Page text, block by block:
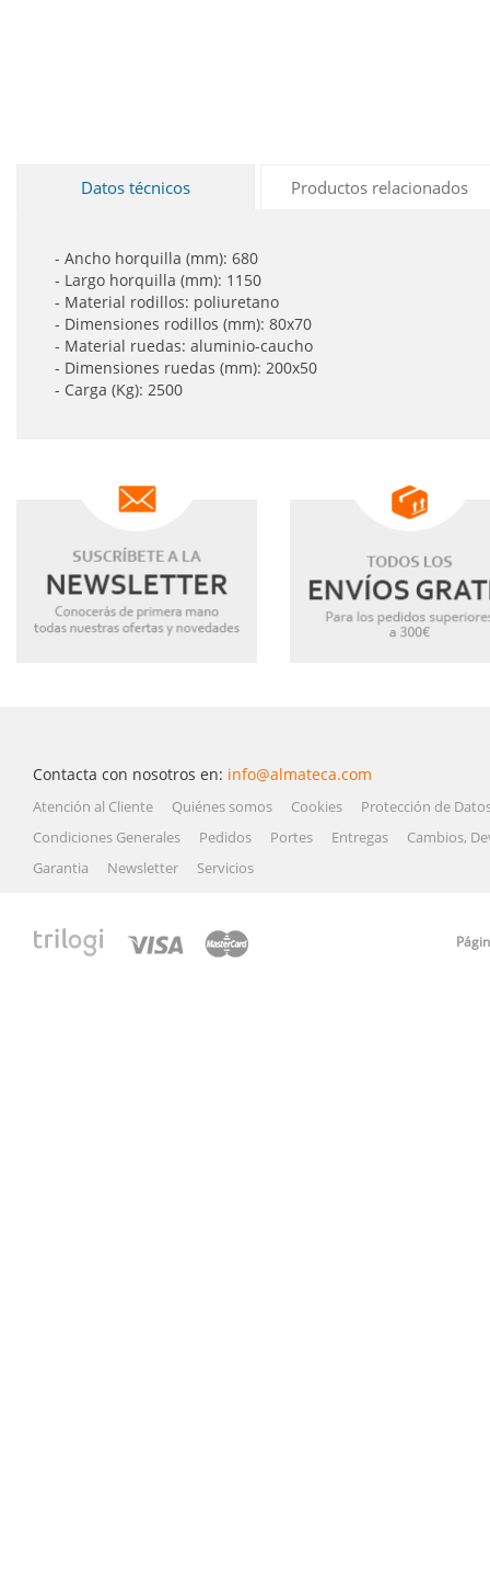
Datos técnicos Productos relacionados
- Ancho horquilla (mm): 680
- Largo horquilla (mm): 1150
- Material rodillos: poliuretano
- Dimensiones rodillos (mm): 80x70
- Material ruedas: aluminio-caucho
- Dimensiones ruedas (mm): 200x50
- Carga (Kg): 2500
Contacta con nosotros en: info@almateca.com
Atención al Cliente Quiénes somos Cookies
Protección de
Condiciones Generales
Pedidos Portes Entregas
Cambios,
Garantia
Newsletter Servicios